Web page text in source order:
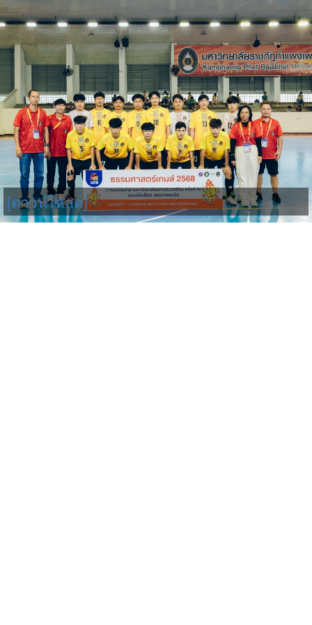
[ดาวน์โหลด]